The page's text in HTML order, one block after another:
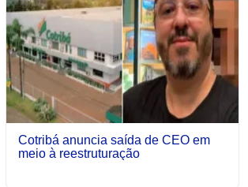
Cotribá anuncia saída de CEO em
meio à reestruturação